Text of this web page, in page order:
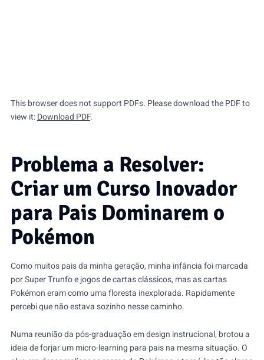
This browser does not support PDFs. Please download the PDF to
view it:Download PDF.
Problema a Resolver:
Criar um Curso Inovador
para Pais Dominarem o
Pokémon
Como muitos pais da minha geração, minha infância foi marcada
por Super Trunfo e jogos de cartas clássicos, mas as cartas
Pokémon eram como uma floresta inexplorada. Rapidamente
percebi que não estava sozinho nesse caminho.
Numa reunião da pós-graduação em design instrucional, brotou a
ideia de forjar um micro-learning para pais na mesma situação. O